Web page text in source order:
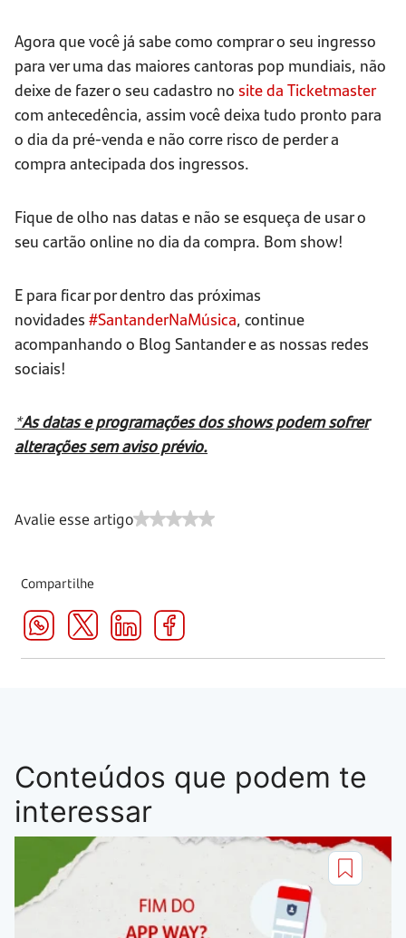
Agora que você já sabe como comprar o seu ingresso
para ver uma das maiores cantoras pop mundiais, não
deixe de fazer o seu cadastro no site da Ticketmaster
com antecedência, assim você deixa tudo pronto para
o dia da pré-venda e não corre risco de perder a
compra antecipada dos ingressos.
Fique de olho nas datas e não se esqueça de usar o
seu cartão online no dia da compra. Bom show!
E para ficar por dentro das próximas
novidades #SantanderNaMúsica, continue
acompanhando o Blog Santander e as nossas redes
sociais!
*As datas e programações dos shows podem sofrer
alterações sem aviso prévio.
Avalie esse artigo
Compartilhe
Conteúdos que podem te
interessar